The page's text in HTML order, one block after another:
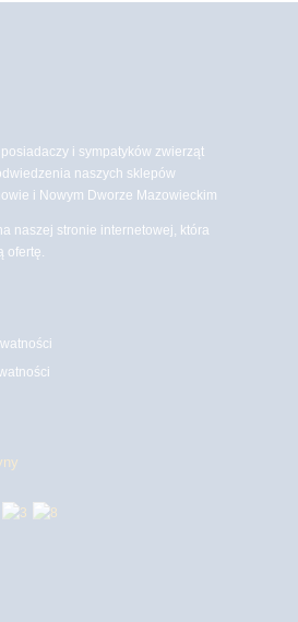
i sympatyków zwierząt
naszych sklepów
i Nowym Dworze Mazowieckim
naszej stronie internetowej, która
ofertę.